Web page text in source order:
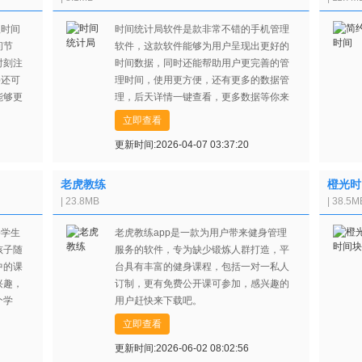
间
节
刻注
可
够更
时间统计局软件是款非常不错的手机管理
软件，这款软件能够为用户呈现出更好的
时间数据，同时还能帮助用户更完善的管
理时间，使用更方便，还有更多的数据管
理，后天详情一键查看，更多数据等你来
看，功能非常强大，感兴趣的话赶紧来试
试吧！
立即查看
更新时间:2026-04-07 03:37:20
生
子随
的课
，
学
老虎教练
| 23.8MB
老虎教练app是一款为用户带来健身管理
服务的软件，专为缺少锻炼人群打造，平
台具有丰富的健身课程，包括一对一私人
订制，更有免费公开课可参加，感兴趣的
用户赶快来下载吧。
立即查看
更新时间:2026-06-02 08:02:56
橙光
|